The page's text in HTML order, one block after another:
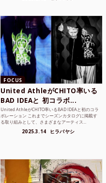
FOCUS
United AthleがCHITO率いる
BAD IDEAと 初コラボ...
United AthleがCHITO率いるBAD IDEAと初のコラ
ボレーション これまでシーズンカタログに掲載す
る取り組みとして、さまざまなアーティス...
2025.3.14 ヒラバヤシ